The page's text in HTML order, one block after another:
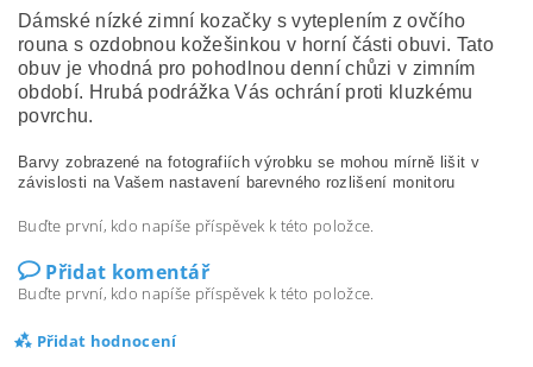
Dámské nízké zimní kozačky s vyteplením z ovčího
rouna s ozdobnou kožešinkou v horní části obuvi. Tato
obuv je vhodná pro pohodlnou denní chůzi v zimním
období. Hrubá podrážka Vás ochrání proti kluzkému
povrchu.
Barvy zobrazené na fotografiích výrobku se mohou mírně lišit v
závislosti na Vašem nastavení barevného rozlišení monitoru
Buďte první, kdo napíše příspěvek k této položce.
Přidat komentář
Buďte první, kdo napíše příspěvek k této položce.
Přidat hodnocení